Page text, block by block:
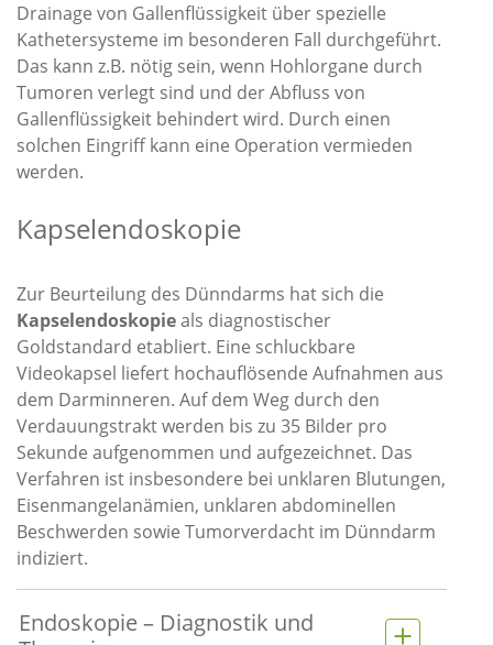
Drainage von Gallenflüssigkeit über spezielle
Kathetersysteme im besonderen Fall durchgeführt.
Das kann z.B. nötig sein, wenn Hohlorgane durch
Tumoren verlegt sind und der Abfluss von
Gallenflüssigkeit behindert wird. Durch einen
solchen Eingriff kann eine Operation vermieden
werden.
Kapselendoskopie
Zur Beurteilung des Dünndarms hat sich die
Kapselendoskopieals diagnostischer
Goldstandard etabliert. Eine schluckbare
Videokapsel liefert hochauflösende Aufnahmen aus
dem Darminneren. Auf dem Weg durch den
Verdauungstrakt werden bis zu 35 Bilder pro
Sekunde aufgenommen und aufgezeichnet. Das
Verfahren ist insbesondere bei unklaren Blutungen,
Eisenmangelanämien, unklaren abdominellen
Beschwerden sowie Tumorverdacht im Dünndarm
indiziert.
Endoskopie – Diagnostik und